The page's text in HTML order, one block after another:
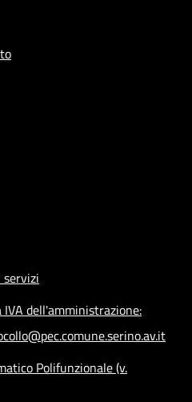
dell'amministrazione:
Polifunzionale (v.